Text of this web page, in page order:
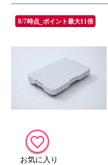
8/7時点_ポイント最大11倍